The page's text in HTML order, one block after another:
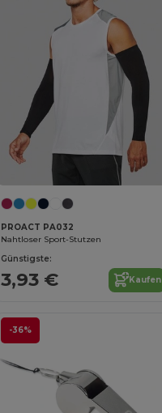
PROACT PA032
Nahtloser Sport-Stutzen
Günstigste:
3,93 € Kaufen
-36%